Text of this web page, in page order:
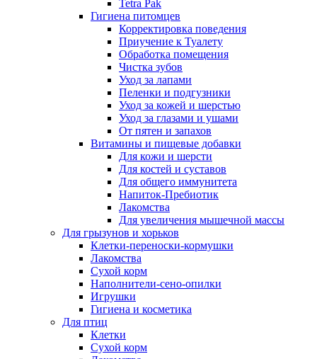
Tetra Pak
Гигиена питомцев
Корректировка поведения
Приучение к Туалету
Обработка помещения
Чистка зубов
Уход за лапами
Пеленки и подгузники
Уход за кожей и шерстью
Уход за глазами и ушами
От пятен и запахов
Витамины и пищевые добавки
Для кожи и шерсти
Для костей и суставов
Для общего иммунитета
Напиток-Пребиотик
Лакомства
Для увеличения мышечной массы
Для грызунов и хорьков
Клетки-переноски-кормушки
Лакомства
Сухой корм
Наполнители-сено-опилки
Игрушки
Гигиена и косметика
Для птиц
Клетки
Сухой корм